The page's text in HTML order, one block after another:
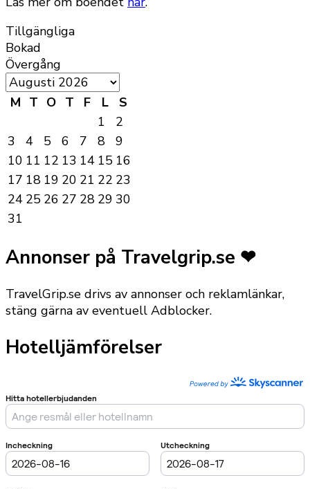
Tillgängliga
Bokad
Övergång
M T O T F L
S
1
2
3
4 5 6 7 8
9
10 11 12 13 14 15 16
17 18 19 20 21 22 23
24 25 26 27 28 29 30
31
Annonser på Travelgrip.se ❤
TravelGrip.se drivs av annonser och reklamlänkar,
stäng gärna av eventuell Adblocker.
Hotelljämförelser